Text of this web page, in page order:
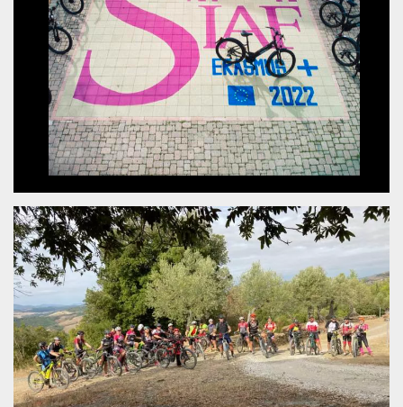
wordpress_test_cookie
Automattic
Inc.
.oooh.events
Sessione
Cookie di
Wordpress,
verifica che il
browser accetti i
cookie.
PHPSESSID
PHP.net
oooh.events
Sessione
Cookie
generato da
applicazioni
basate sul
linguaggio PHP.
Si tratta di un
identificatore
generico
variabili di
sessione utente.
Normalmente è
un numero
modo casuale, il
modo in cui
viene utilizzato
può essere
specifico per il
sito, ma un
buon esempio è
mantenere uno
stato di accesso
per un utente
tra le pagine.